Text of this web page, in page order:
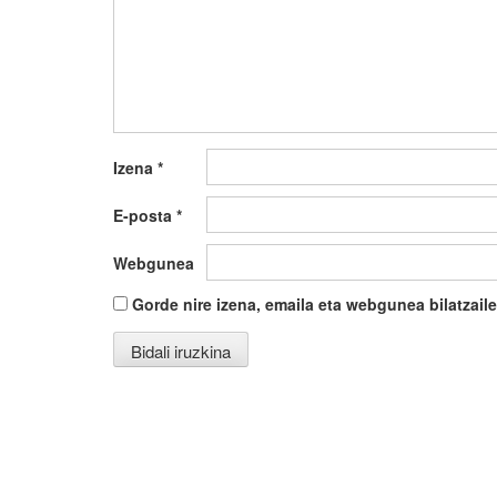
Izena *
E-posta *
Webgunea
Gorde nire izena, emaila eta webgunea